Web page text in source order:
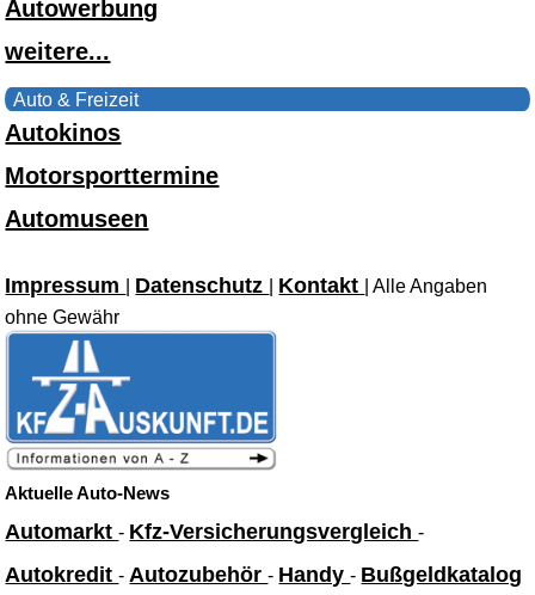
Autowerbung
weitere...
Auto & Freizeit
Autokinos
Motorsporttermine
Automuseen
Impressum Datenschutz Kontakt
| Alle Angaben
ohne Gewähr
Aktuelle Auto-News
Automarkt- Kfz-Versicherungsvergleich-
Autokredit- Autozubehör- Handy- Bußgeldkatalog